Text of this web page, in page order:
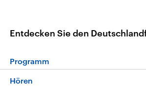
Entdecken Sie den
Programm
Programm
Hören